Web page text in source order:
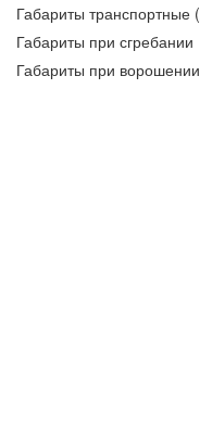
Габариты
Габариты при сгребании
Габариты при ворошении